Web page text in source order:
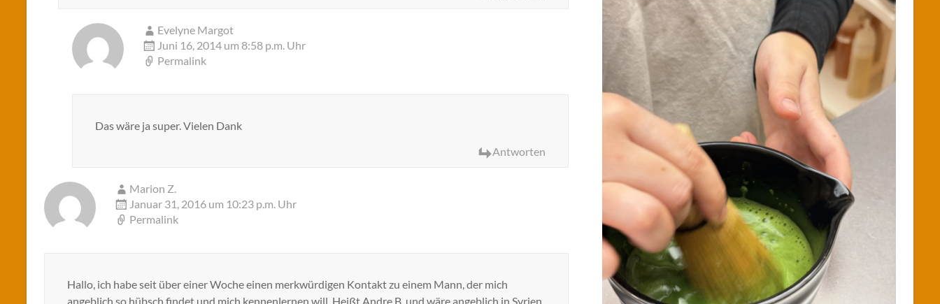
Evelyne Margot
Juni 16, 2014 um 8:58 p.m. Uhr
Permalink
Das wäre ja super. Vielen Dank
Antworten
Marion Z.
Januar 31, 2016 um 10:23 p.m. Uhr
Permalink
Hallo, ich habe seit über einer Woche einen merkwürdigen Kontakt zu einem Mann, der mich
angeblich so hübsch findet und mich kennenlernen will. Heißt Andre B. und wäre angeblich in Syrien